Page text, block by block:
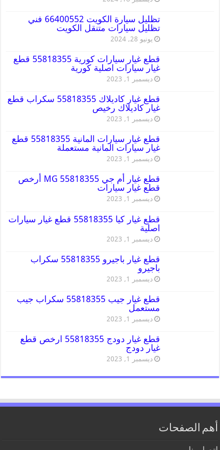
تظليل سيارة الكويت 66400552 فني
تظليل سيارات متنقل الكويت
يونيو 28, 2024
قطع غيار سيارات كورية 55818355 قطع
غيار سيارات اصلية كورية
ديسمبر 1, 2023
قطع غيار كاديلاك 55818355 سكراب قطع
غيار كاديلاك رخيص
ديسمبر 1, 2023
قطع غيار سيارات المانية 55818355 قطع
غيار سيارات المانية مستعملة
ديسمبر 1, 2023
قطع غيار أم جي MG 55818355 أرخص
قطع غيار سيارات
ديسمبر 1, 2023
قطع غيار كيا 55818355 قطع غيار سيارات
اصلية
ديسمبر 1, 2023
قطع غيار باجيرو 55818355 سكراب
باجيرو
ديسمبر 1, 2023
قطع غيار جيب 55818355 سكراب جيب
مستعمل
ديسمبر 1, 2023
قطع غيار دودج 55818355 ارخص قطع
غيار دودج
ديسمبر 1, 2023
أهم الصفحات